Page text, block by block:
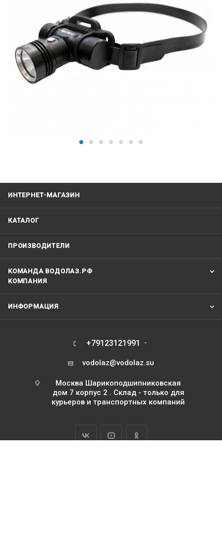
ИНТЕРНЕТ-МАГАЗИН
КАТАЛОГ
ПРОИЗВОДИТЕЛИ
КОМАНДА ВОДОЛАЗ.РФ
КОМПАНИЯ
ИНФОРМАЦИЯ
+79123121991
vodolaz@vodolaz.su
Москва Шарикоподшипниковская
дом 7 корпус 2 . Склад - только для
курьеров и транспортных компаний